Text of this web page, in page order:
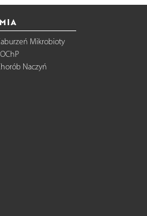
Mikrobioty
Naczyń